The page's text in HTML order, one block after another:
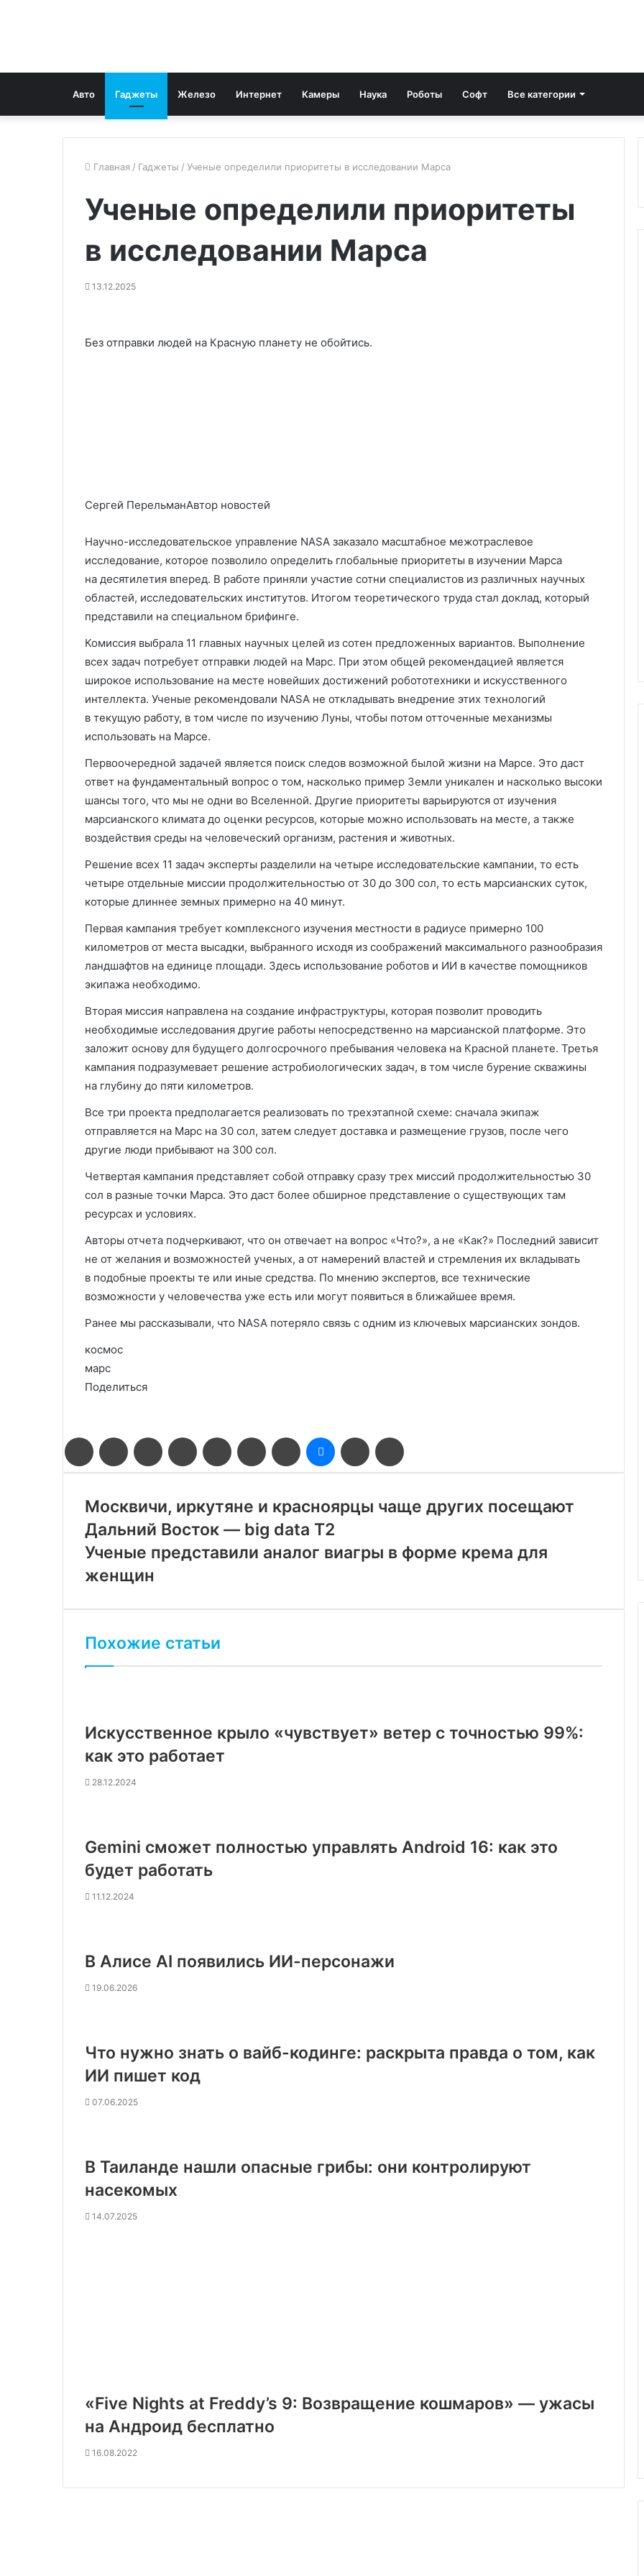
Авто Гаджеты Железо Интернет Камеры Наука Роботы Софт Все категории
Главная / Гаджеты / Ученые определили приоритеты в исследовании Марса
Ученые определили приоритеты
в исследовании Марса
13.12.2025
Без отправки людей на Красную планету не обойтись.
Сергей ПерельманАвтор новостей
Научно-исследовательское управление NASA заказало масштабное межотраслевое
исследование, которое позволило определить глобальные приоритеты в изучении Марса
на десятилетия вперед. В работе приняли участие сотни специалистов из различных научных
областей, исследовательских институтов. Итогом теоретического труда стал доклад, который
представили на специальном брифинге.
Комиссия выбрала 11 главных научных целей из сотен предложенных вариантов. Выполнение
всех задач потребует отправки людей на Марс. При этом общей рекомендацией является
широкое использование на месте новейших достижений робототехники и искусственного
интеллекта. Ученые рекомендовали NASA не откладывать внедрение этих технологий
в текущую работу, в том числе по изучению Луны, чтобы потом отточенные механизмы
использовать на Марсе.
Первоочередной задачей является поиск следов возможной былой жизни на Марсе. Это даст
ответ на фундаментальный вопрос о том, насколько пример Земли уникален и насколько высоки
шансы того, что мы не одни во Вселенной. Другие приоритеты варьируются от изучения
марсианского климата до оценки ресурсов, которые можно использовать на месте, а также
воздействия среды на человеческий организм, растения и животных.
Решение всех 11 задач эксперты разделили на четыре исследовательские кампании, то есть
четыре отдельные миссии продолжительностью от 30 до 300 сол, то есть марсианских суток,
которые длиннее земных примерно на 40 минут.
Первая кампания требует комплексного изучения местности в радиусе примерно 100
километров от места высадки, выбранного исходя из соображений максимального разнообразия
ландшафтов на единице площади. Здесь использование роботов и ИИ в качестве помощников
экипажа необходимо.
Вторая миссия направлена на создание инфраструктуры, которая позволит проводить
необходимые исследования другие работы непосредственно на марсианской платформе. Это
заложит основу для будущего долгосрочного пребывания человека на Красной планете. Третья
кампания подразумевает решение астробиологических задач, в том числе бурение скважины
на глубину до пяти километров.
Все три проекта предполагается реализовать по трехэтапной схеме: сначала экипаж
отправляется на Марс на 30 сол, затем следует доставка и размещение грузов, после чего
другие люди прибывают на 300 сол.
Четвертая кампания представляет собой отправку сразу трех миссий продолжительностью 30
сол в разные точки Марса. Это даст более обширное представление о существующих там
ресурсах и условиях.
Авторы отчета подчеркивают, что он отвечает на вопрос «Что?», а не «Как?» Последний зависит
не от желания и возможностей ученых, а от намерений властей и стремления их вкладывать
в подобные проекты те или иные средства. По мнению экспертов, все технические
возможности у человечества уже есть или могут появиться в ближайшее время.
Ранее мы рассказывали, что NASA потеряло связь с одним из ключевых марсианских зондов.
космос
марс
Поделиться
FacebookTwitter LinkedIn Pinterest Reddit ВконтактеОдноклассники
MessengerПоделиться
через
электронную
Москвичи, иркутяне и красноярцы чаще других посещают
Дальний Восток — big data T2
Ученые представили аналог виагры в форме крема для
женщин
Похожие статьи
Искусственное крыло «чувствует» ветер с точностью 99%:
как это работает
28.12.2024
Gemini сможет полностью управлять Android 16: как это
будет работать
11.12.2024
В Алисе AI появились ИИ-персонажи
19.06.2026
Что нужно знать о вайб-кодинге: раскрыта правда о том, как
ИИ пишет код
07.06.2025
В Таиланде нашли опасные грибы: они контролируют
насекомых
14.07.2025
«Five Nights at Freddy’s 9: Возвращение кошмаров» — ужасы
на Андроид бесплатно
16.08.2022